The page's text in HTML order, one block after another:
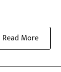
Read More